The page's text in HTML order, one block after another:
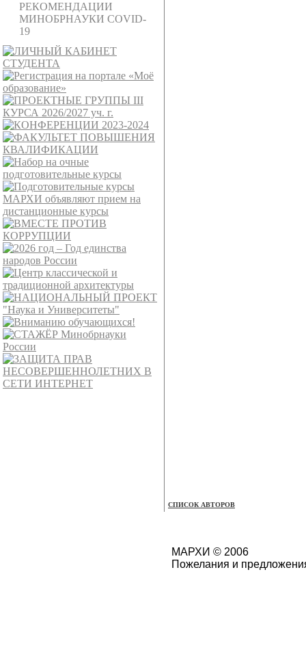
РЕКОМЕНДАЦИИ
МИНОБРНАУКИ COVID-
19
СПИСОК АВТОРОВ
МАРХИ © 2006
Пожелания и